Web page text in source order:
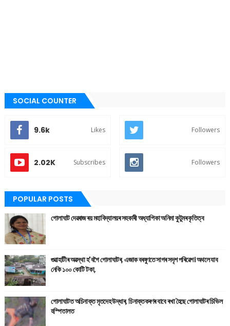
SOCIAL COUNTER
9.6k Likes Followers
2.02K Subscribes Followers
POPULAR POSTS
গোলাঘাট দেৱৰাজ ৰয় মহাবিদ্যালয়ৰ সহকাৰী অধ্যাপিকা অনিমা কুটুমৰ কৃতিত্ব
গুৱাহাটীৰ অৱস্থা হ'বগৈ গোলাঘাটৰ, এজাক বৰষুণতে সাগৰ সদৃশ পৰিৱেশ। অথলে যাব
নেকি ১০০ কোটি টকা,
গোলাঘাটত অচিনাক্ত মৃতদেহ উদ্ধাৰ, চিনাক্তকৰণৰ বাবে ৰখা হৈছে গোলাঘাটৰ চিভিল
হস্পিতালত